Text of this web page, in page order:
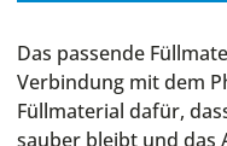
Das passende
Verbindung mit dem
Füllmaterial dafür,
sauber bleibt und das